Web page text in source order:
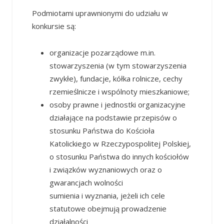
Podmiotami uprawnionymi do udziału w
konkursie są:
organizacje pozarządowe m.in.
stowarzyszenia (w tym stowarzyszenia
zwykłe), fundacje, kółka rolnicze, cechy
rzemieślnicze i wspólnoty mieszkaniowe;
osoby prawne i jednostki organizacyjne
działające na podstawie przepisów o
stosunku Państwa do Kościoła
Katolickiego w Rzeczypospolitej Polskiej,
o stosunku Państwa do innych kościołów
i związków wyznaniowych oraz o
gwarancjach wolności
sumienia i wyznania, jeżeli ich cele
statutowe obejmują prowadzenie
działalności